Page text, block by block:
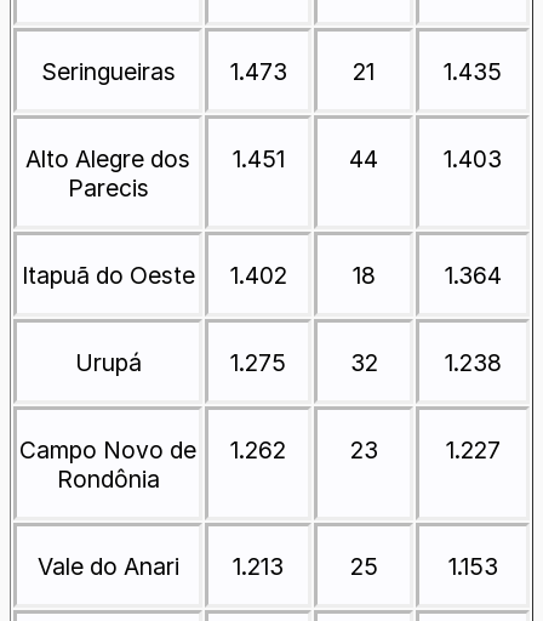
Seringueiras 1.473 21 1.435
Alto Alegre dos
Parecis
1.451 44 1.403
Itapuã do Oeste 1.402 18 1.364
Urupá 1.275 32 1.238
Campo Novo de
Rondônia
1.262 23 1.227
Vale do Anari 1.213 25 1.153